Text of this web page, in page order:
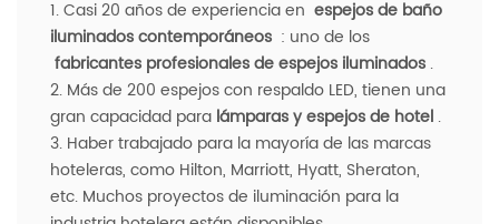
1. Casi 20 años de experiencia en espejos de baño
iluminados contemporáneos : uno de los
fabricantes profesionales de espejos iluminados .
2. Más de 200 espejos con respaldo LED, tienen una
gran capacidad para lámparas y espejos de hotel .
3. Haber trabajado para la mayoría de las marcas
hoteleras, como Hilton, Marriott, Hyatt, Sheraton,
etc. Muchos proyectos de iluminación para la